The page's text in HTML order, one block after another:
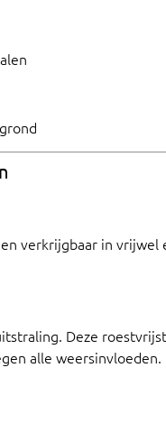
verkrijgbaar in
Deze
alle weersinvloeden.